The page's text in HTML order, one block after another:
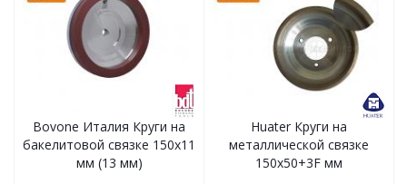
Bovone Италия Круги на
бакелитовой связке 150х11
мм (13 мм)
Huater Круги на
металлической связке
150х50+3F мм